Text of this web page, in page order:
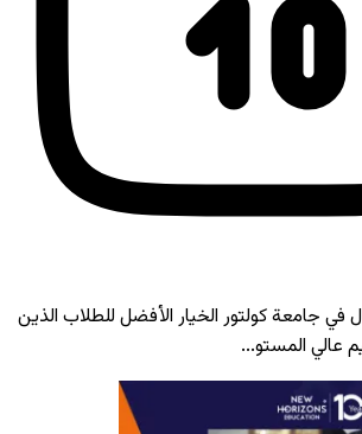
في جامعة كولتور الخيار الأفضل للطلاب الذين
عالي المستو...